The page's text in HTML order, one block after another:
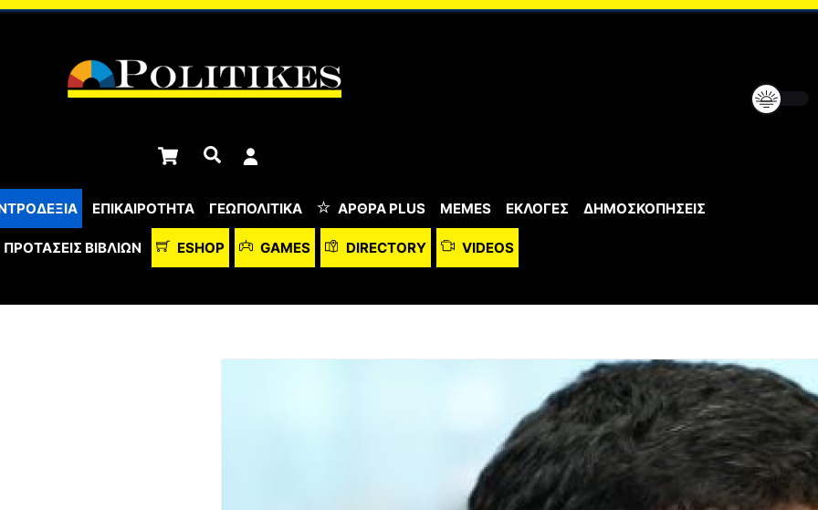
Cart Αναζήτηση
ΕΠΙΚΑΙΡΟΤΗΤΑ ΓΕΩΠΟΛΙΤΙΚΑ ΆΡΘΡΑ PLUS MEMES ΕΚΛΟΓΕΣ ΔΗΜΟΣΚΟΠΗΣΕΙΣ
ΠΡΟΤΆΣΕΙΣ ΒΙΒΛΊΩΝ ESHOP GAMES DIRECTORY VIDEOS